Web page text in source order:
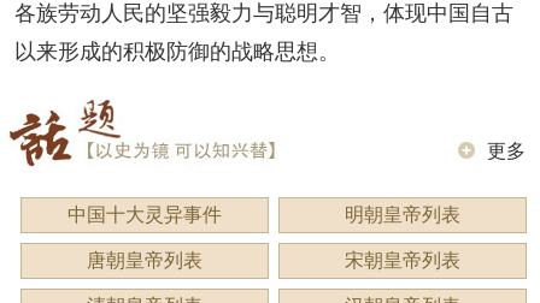
各族劳动人民的坚强毅力与聪明才智，体现中国自古
以来形成的积极防御的战略思想。
更多
中国十大灵异事件 明朝皇帝列表
唐朝皇帝列表 宋朝皇帝列表